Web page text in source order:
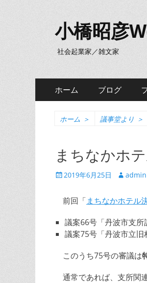
小橋昭彦
社会起業家／雑文家
メ
イ
ニ
ュ
ホーム ブログ
ホーム ＞ 議事堂より ＞
まちなかホ
投 2019年6月25日
投 admin
前回「まちなかホテル
議案66号「丹波市支所
議案75号「丹波市立旧
このうち75号の審議は
通常であれば、支所関